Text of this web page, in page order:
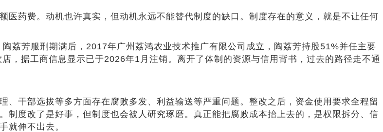
医药费。动机也许真实，但动机永远不能替代制度的缺口。制度存在的意义，就是不让任何
荔芳服刑期满后，2017年广州荔鸿农业技术推广有限公司成立，陶荔芳持股51%并任主要
，据工商信息显示已于2026年1月注销。离开了体制的资源与信用背书，过去的路径走不通
干部选拔等多方面存在腐败多发、利益输送等严重问题。整改之后，资金使用要求全程留
制度改了是好事，但制度也会被人研究琢磨。真正能把腐败成本抬上去的，是权限拆分、信
就伸不出去。